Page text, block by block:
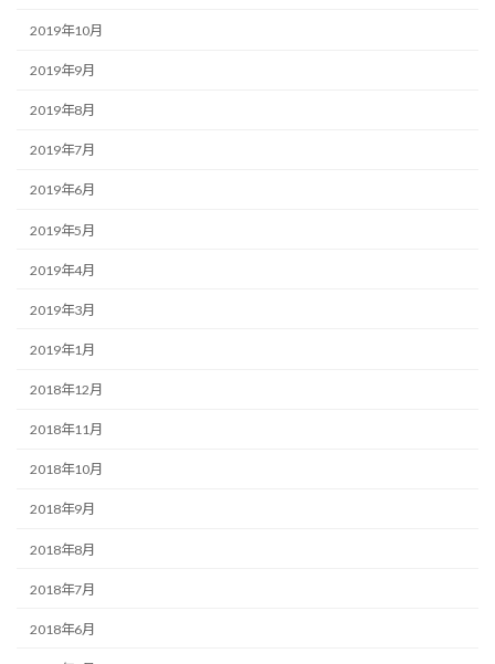
2019年10月
2019年9月
2019年8月
2019年7月
2019年6月
2019年5月
2019年4月
2019年3月
2019年1月
2018年12月
2018年11月
2018年10月
2018年9月
2018年8月
2018年7月
2018年6月